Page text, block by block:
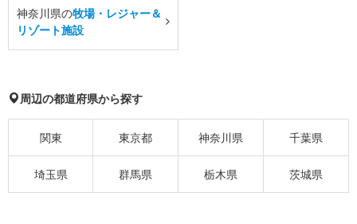
神奈川県の牧場・レジャー＆
リゾート施設
周辺の都道府県から探す
関東 東京都 神奈川県 千葉県
埼玉県 群馬県 栃木県 茨城県